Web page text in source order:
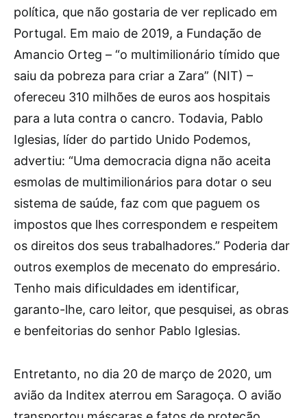
política, que não gostaria de ver replicado em
Portugal. Em maio de 2019, a Fundação de
Amancio Orteg – “o multimilionário tímido que
saiu da pobreza para criar a Zara” (NIT) –
ofereceu 310 milhões de euros aos hospitais
para a luta contra o cancro. Todavia, Pablo
Iglesias, líder do partido Unido Podemos,
advertiu: “Uma democracia digna não aceita
esmolas de multimilionários para dotar o seu
sistema de saúde, faz com que paguem os
impostos que lhes correspondem e respeitem
os direitos dos seus trabalhadores.” Poderia dar
outros exemplos de mecenato do empresário.
Tenho mais dificuldades em identificar,
garanto-lhe, caro leitor, que pesquisei, as obras
e benfeitorias do senhor Pablo Iglesias.
Entretanto, no dia 20 de março de 2020, um
avião da Inditex aterrou em Saragoça. O avião